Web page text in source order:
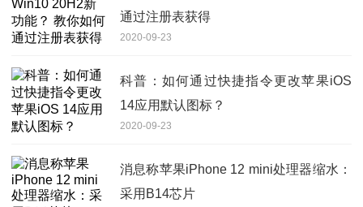
通过注册表获得
2020-09-23
科普：如何通过快捷指令更改苹果iOS
14应用默认图标？
2020-09-23
消息称苹果iPhone 12 mini处理器缩水：
采用B14芯片